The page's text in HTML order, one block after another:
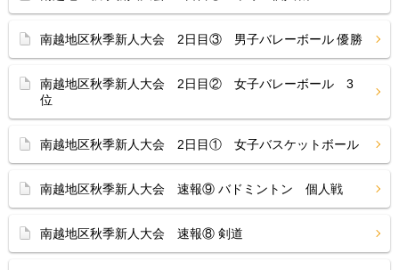
南越地区秋季新人大会 2日目③ 男子バレーボール 優勝
南越地区秋季新人大会 2日目② 女子バレーボール 3
位
南越地区秋季新人大会 2日目① 女子バスケットボール
南越地区秋季新人大会 速報⑨ バドミントン 個人戦
南越地区秋季新人大会 速報⑧ 剣道